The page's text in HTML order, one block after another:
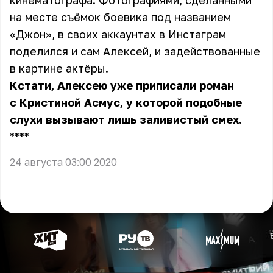
на месте съёмок боевика под названием
«Джон», в своих аккаунтах в Инстаграм
поделился и сам Алексей, и задействованные
в картине актёры.
Кстати, Алексею уже приписали роман
с Кристиной Асмус, у которой подобные
слухи вызывают лишь заливистый смех.
** **
24 августа 03:00 2020